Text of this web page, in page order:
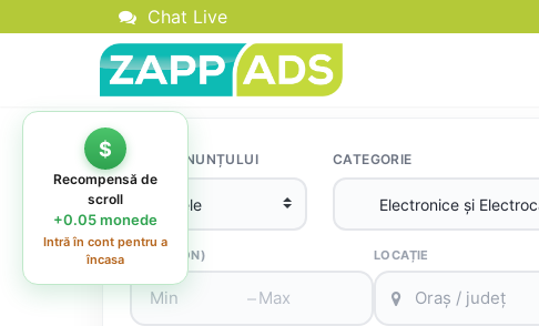
Chat Live
TIPUL ANUNȚULUI CATEGORIE
PREȚ (RON)
–
LOCAȚIE
$
Recompensă de
scroll
+0.05 monede
Intră în cont pentru a
încasa